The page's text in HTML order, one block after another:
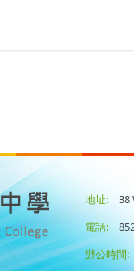
地址: 38
電話:
辦公時間: